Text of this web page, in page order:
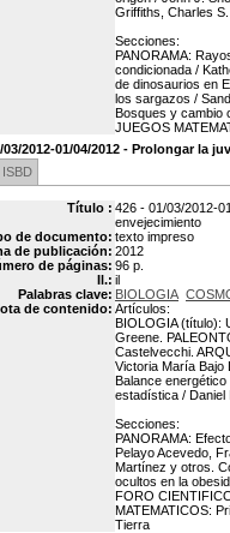
Griffiths, Charles
Secciones:
PANORAMA:
condicionada /
de dinosaurios en
los sargazos /
Bosques y cambio
JUEGOS
03/2012-01/04/2012 - Prolongar la
ISBD
Título : 426 - 01/03/2012-
envejecimiento
de documento: texto impreso
de publicación: 2012
de páginas: 96 p.
Il.: il
Palabras clave: BIOLOGIA
de contenido: Artículos:
BIOLOGIA (título):
Greene.
Castelvecchi.
Victoria María Bajo
Balance
estadística / Daniel
Secciones:
PANORAMA:
Pelayo Acevedo,
Martínez y otros.
ocultos en la
FORO
MATEMATICOS:
Tierra